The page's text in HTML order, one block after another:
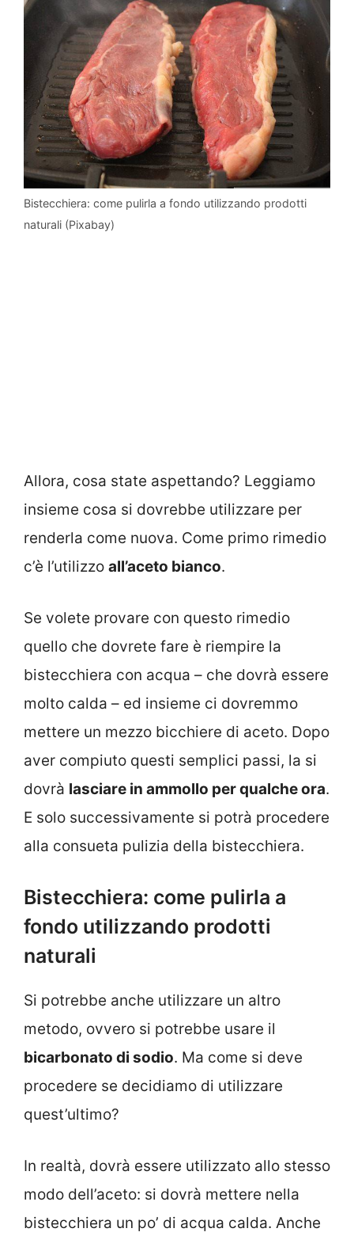
Bistecchiera: come pulirla a fondo utilizzando prodotti
naturali (Pixabay)
Allora, cosa state aspettando? Leggiamo
insieme cosa si dovrebbe utilizzare per
renderla come nuova. Come primo rimedio
c’è l’utilizzo all’aceto bianco.
Se volete provare con questo rimedio
quello che dovrete fare è riempire la
bistecchiera con acqua – che dovrà essere
molto calda – ed insieme ci dovremmo
mettere un mezzo bicchiere di aceto. Dopo
aver compiuto questi semplici passi, la si
dovrà lasciare in ammollo per qualche ora.
E solo successivamente si potrà procedere
alla consueta pulizia della bistecchiera.
Bistecchiera: come pulirla a
fondo utilizzando prodotti
naturali
Si potrebbe anche utilizzare un altro
metodo, ovvero si potrebbe usare il
bicarbonato di sodio. Ma come si deve
procedere se decidiamo di utilizzare
quest’ultimo?
In realtà, dovrà essere utilizzato allo stesso
modo dell’aceto: si dovrà mettere nella
bistecchiera un po’ di acqua calda. Anche